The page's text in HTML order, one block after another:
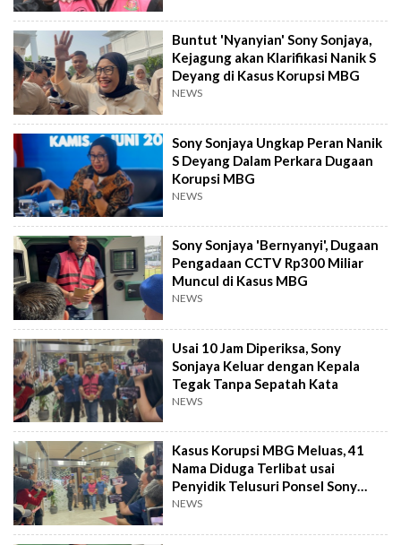
Buntut 'Nyanyian' Sony Sonjaya,
Kejagung akan Klarifikasi Nanik S
Deyang di Kasus Korupsi MBG
NEWS
Sony Sonjaya Ungkap Peran Nanik
S Deyang Dalam Perkara Dugaan
Korupsi MBG
NEWS
Sony Sonjaya 'Bernyanyi', Dugaan
Pengadaan CCTV Rp300 Miliar
Muncul di Kasus MBG
NEWS
Usai 10 Jam Diperiksa, Sony
Sonjaya Keluar dengan Kepala
Tegak Tanpa Sepatah Kata
NEWS
Kasus Korupsi MBG Meluas, 41
Nama Diduga Terlibat usai
Penyidik Telusuri Ponsel Sony
Sonjaya
NEWS